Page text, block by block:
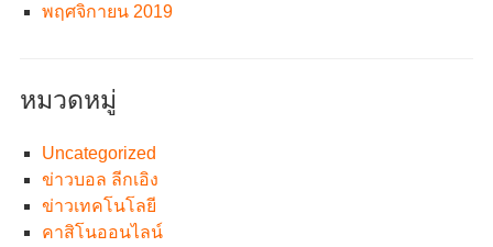
พฤศจิกายน 2019
หมวดหมู่
Uncategorized
ข่าวบอล ลีกเอิง
ข่าวเทคโนโลยี
คาสิโนออนไลน์